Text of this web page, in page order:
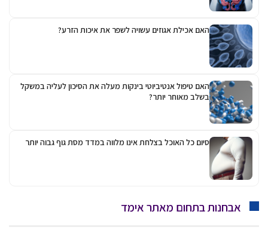
האם אכילת אגוזים עשויה לשפר את איכות הזרע?
האם טיפול אנטיביוטי בינקות מעלה את הסיכון לעליה במשקל
בשלב מאוחר יותר?
סיום כל האוכל בצלחת אינו מלווה במדד מסת גוף גבוה יותר
אבחנות בתחום מאתר אימד